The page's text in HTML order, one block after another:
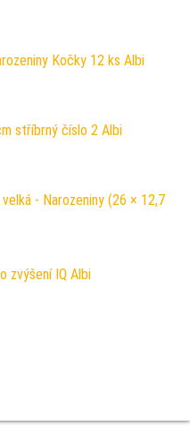
byla: 399 Kč.
Kočky 12 ks Albi
byla: 199 Kč.
stříbrný číslo 2 Albi
99 Kč.
- Narozeniny (26 × 12,7
byla: 190 Kč.
zvýšení IQ Albi
99 Kč.